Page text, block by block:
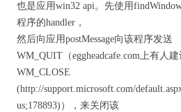
也是应用win32 api。先使用
程序的handler，
然后向应用postMessage向该程序发送
WM_QUIT（eggheadcafe.com上有人建
WM_CLOSE
(http://support.microsoft.com/
us;178893)），来关闭该